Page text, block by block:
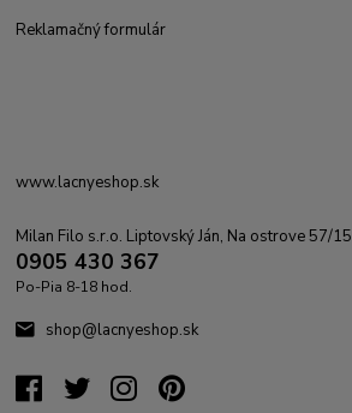
Reklamačný formulár
www.lacnyeshop.sk
Milan Filo s.r.o. Liptovský Ján, Na ostrove 57/15
0905 430 367
Po-Pia 8-18 hod.
shop@lacnyeshop.sk